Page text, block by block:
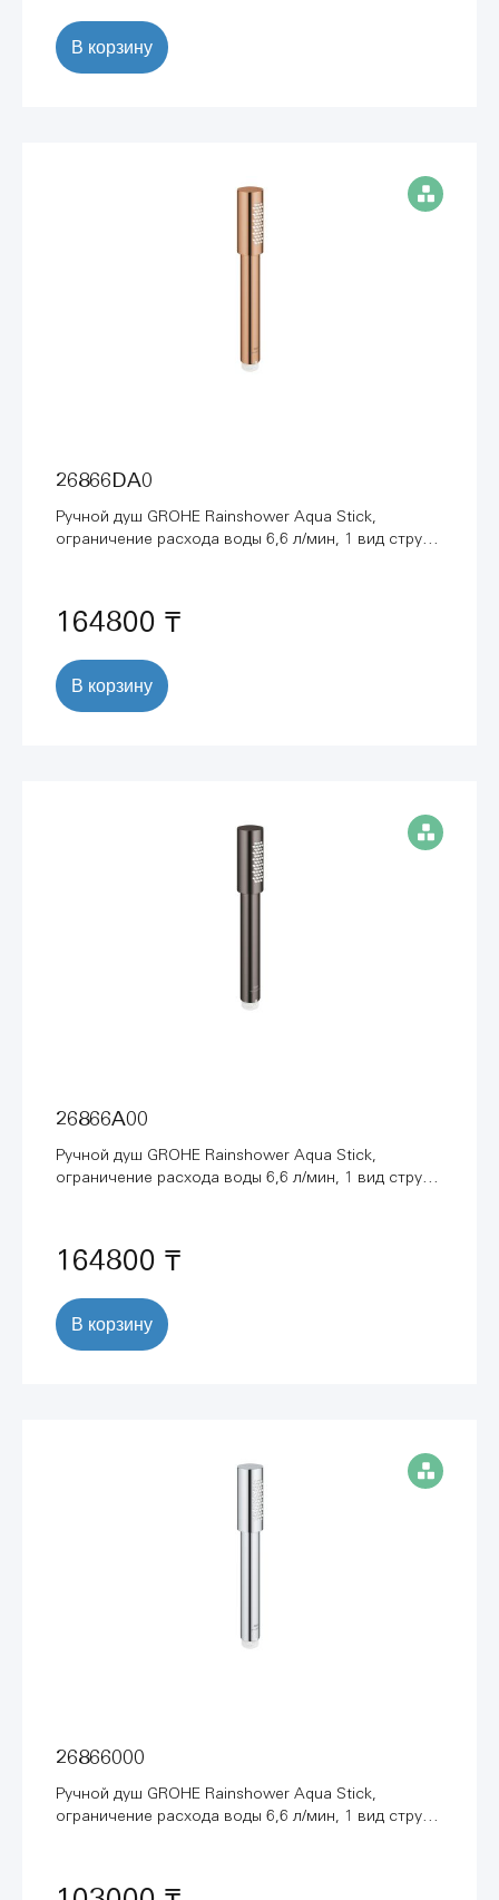
В корзину
26866DA0
Ручной душ GROHE Rainshower Aqua Stick,
ограничение расхода воды 6,6 л/мин, 1 вид струи,
164800 ₸
В корзину
26866A00
Ручной душ GROHE Rainshower Aqua Stick,
ограничение расхода воды 6,6 л/мин, 1 вид струи,
164800 ₸
В корзину
26866000
Ручной душ GROHE Rainshower Aqua Stick,
ограничение расхода воды 6,6 л/мин, 1 вид струи,